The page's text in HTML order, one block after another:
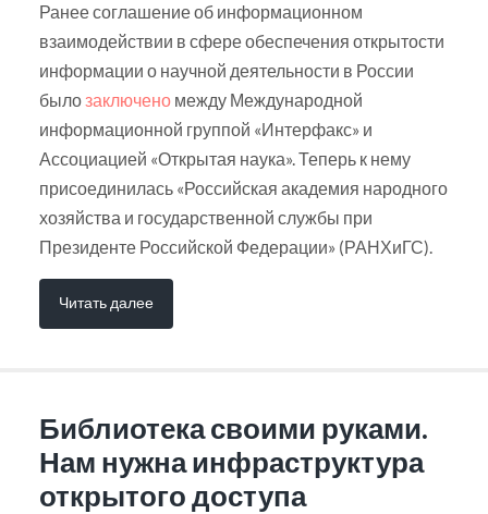
Ранее соглашение об информационном
взаимодействии в сфере обеспечения открытости
информации о научной деятельности в России
былозаключеномежду Международной
информационной группой «Интерфакс» и
Ассоциацией «Открытая наука». Теперь к нему
присоединилась «Российская академия народного
хозяйства и государственной службы при
Президенте Российской Федерации» (РАНХиГС).
Читать далее
Библиотека своими руками.
Нам нужна инфраструктура
открытого доступа